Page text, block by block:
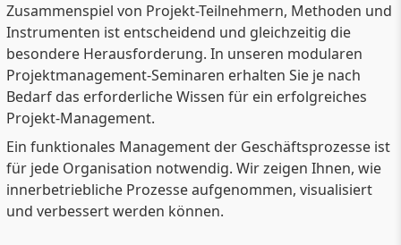
Zusammenspiel von Projekt-Teilnehmern, Methoden und
Instrumenten ist entscheidend und gleichzeitig die
besondere Herausforderung. In unseren modularen
Projektmanagement-Seminaren erhalten Sie je nach
Bedarf das erforderliche Wissen für ein erfolgreiches
Projekt-Management.
Ein funktionales Management der Geschäftsprozesse ist
für jede Organisation notwendig. Wir zeigen Ihnen, wie
innerbetriebliche Prozesse aufgenommen, visualisiert
und verbessert werden können.